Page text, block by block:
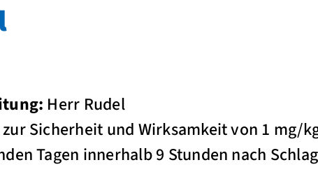
Herr Rudel
Sicherheit und Wirksamkeit von 1 mg/
Tagen innerhalb 9 Stunden nach